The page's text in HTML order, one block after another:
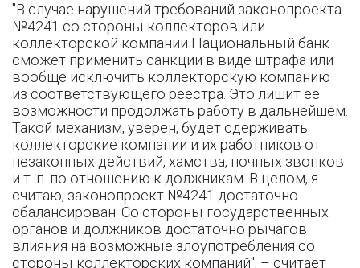
"В случае нарушений требований законопроекта
№4241 со стороны коллекторов или
коллекторской компании Национальный банк
сможет применить санкции в виде штрафа или
вообще исключить коллекторскую компанию
из соответствующего реестра. Это лишит ее
возможности продолжать работу в дальнейшем.
Такой механизм, уверен, будет сдерживать
коллекторские компании и их работников от
незаконных действий, хамства, ночных звонков
и т. п. по отношению к должникам. В целом, я
считаю, законопроект №4241 достаточно
сбалансирован. Со стороны государственных
органов и должников достаточно рычагов
влияния на возможные злоупотребления со
стороны коллекторских компаний", – считает